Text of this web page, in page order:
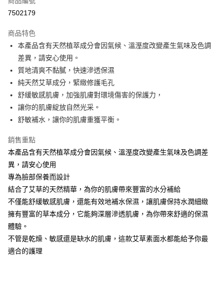
LINE Pay
街口支付
悠遊付
全盈+PAY
大哥付你分期
相關說明
【大哥付你分期使用說明】
2.付款方式選擇「大哥付你分期」，訂單成立後會自動跳轉到大哥付的交易
流程，驗證手機門號後，選擇欲分期的期數、繳款截止日，確認付款後即完
成交易。
3.實際核准額度、可分期數及費用金額請依後續交易確認頁面所載為準。
4.訂單成立30分鐘內，如未前往確認交易或遇審核未通過，訂單將自動取
法說明評估內容。
【繳款方式說明】
1.分期款項不併入電信帳單，「大哥付你分期」於每月結算日後寄送繳費提
醒簡訊。
2.透過簡訊連結打開帳單後，可選擇「超商條碼／台灣大直營門市／銀行轉
帳／街口支付／iPASS MONEY」等通路繳費。
【注意事項】
相關說明
【關於「AFTEE先享後付」】
AFTEE先享後付是「在收到商品之後才付款」的支付方式。 讓您購物簡單
便利好安心！
１．簡單：不需註冊會員、不需綁卡、不需儲值。
２．便利：只要手機號碼，簡訊認證，即可結帳。
【「AFTEE先享後付」結帳流程】
１．於結帳方式選擇「AFTEE先享後付」後，將跳轉至「AFTEE先享後付」
結帳頁面，進行簡訊認證並確認金額後，即可完成結帳。
２．訂單成立數日內，您將收到繳費通知簡訊。
３．收到繳費通知簡訊後14天內，點擊此簡訊中的連結，可透過四大超商／
⭕超取僅提供付款後全家取貨
每筆NT$100，滿NT$1,000(含以上)免運費
❌未開放，選取系統將直接取消訂單❌
每筆NT$999
7502179
商品特色
本產品含有天然植萃成分會因氣候、溫溼度改變產生氣味及色調
差異，請安心使用。
質地清爽不黏膩，快速滲透保濕
純天然艾草成分，緊緻修護毛孔
舒緩敏感肌膚，加強肌膚對環境傷害的保護力，
讓你的肌膚綻放自然光采。
舒敏補水，讓你的肌膚重獲平衡。
銷售重點
本產品含有天然植萃成分會因氣候、溫溼度改變產生氣味及色調差
異，請安心使用
專為臉部保養而設計
結合了艾草的天然精華，為你的肌膚帶來豐富的水分補給
不僅能舒緩敏感肌膚，還能有效地補水保濕，讓肌膚保持水潤細緻
擁有豐富的草本成分，它能夠深層滲透肌膚，為你帶來舒適的保濕
體驗。
不管是乾燥、敏感還是缺水的肌膚，這款艾草素面水都能給予你最
適合的護理